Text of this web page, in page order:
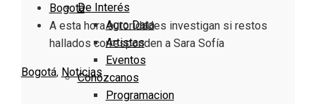
De Interés
Agro Data
Artistas
Eventos
Conózcanos
Programacion
Bogotá
A esta hora autoridades investigan si restos
hallados corresponden a Sara Sofía
Bogotá, Noticias